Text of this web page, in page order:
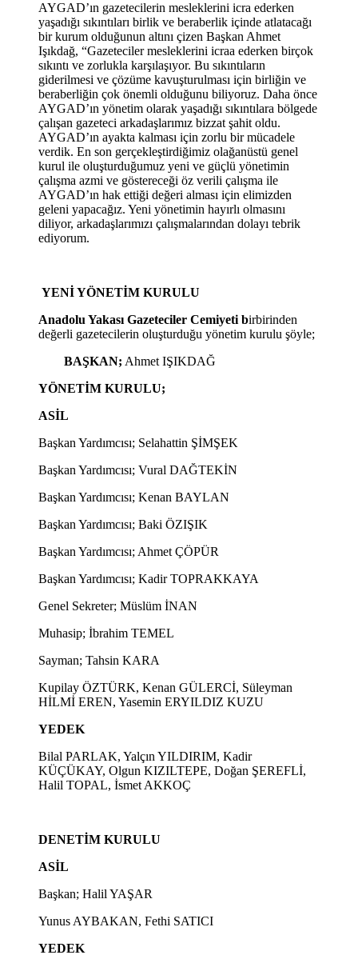
AYGAD’ın gazetecilerin mesleklerini icra ederken
yaşadığı sıkıntıları birlik ve beraberlik içinde atlatacağı
bir kurum olduğunun altını çizen Başkan Ahmet
Işıkdağ, “Gazeteciler mesleklerini icraa ederken birçok
sıkıntı ve zorlukla karşılaşıyor. Bu sıkıntıların
giderilmesi ve çözüme kavuşturulması için birliğin ve
beraberliğin çok önemli olduğunu biliyoruz. Daha önce
AYGAD’ın yönetim olarak yaşadığı sıkıntılara bölgede
çalışan gazeteci arkadaşlarımız bizzat şahit oldu.
AYGAD’ın ayakta kalması için zorlu bir mücadele
verdik. En son gerçekleştirdiğimiz olağanüstü genel
kurul ile oluşturduğumuz yeni ve güçlü yönetimin
çalışma azmi ve göstereceği öz verili çalışma ile
AYGAD’ın hak ettiği değeri alması için elimizden
geleni yapacağız. Yeni yönetimin hayırlı olmasını
diliyor, arkadaşlarımızı çalışmalarından dolayı tebrik
ediyorum.
YENİ YÖNETİM KURULU
Anadolu Yakası Gazeteciler Cemiyeti birbirinden
değerli gazetecilerin oluşturduğu yönetim kurulu şöyle;
BAŞKAN; Ahmet IŞIKDAĞ
YÖNETİM KURULU;
ASİL
Başkan Yardımcısı; Selahattin ŞİMŞEK
Başkan Yardımcısı; Vural DAĞTEKİN
Başkan Yardımcısı; Kenan BAYLAN
Başkan Yardımcısı; Baki ÖZIŞIK
Başkan Yardımcısı; Ahmet ÇÖPÜR
Başkan Yardımcısı; Kadir TOPRAKKAYA
Genel Sekreter; Müslüm İNAN
Muhasip; İbrahim TEMEL
Sayman; Tahsin KARA
Kupilay ÖZTÜRK, Kenan GÜLERCİ, Süleyman
HİLMİ EREN, Yasemin ERYILDIZ KUZU
YEDEK
Bilal PARLAK, Yalçın YILDIRIM, Kadir
KÜÇÜKAY, Olgun KIZILTEPE, Doğan ŞEREFLİ,
Halil TOPAL, İsmet AKKOÇ
DENETİM KURULU
ASİL
Başkan; Halil YAŞAR
Yunus AYBAKAN, Fethi SATICI
YEDEK